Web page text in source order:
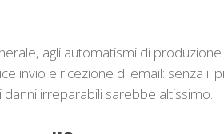
agli automatismi di
invio e ricezione di email: senza il
danni irreparabili sarebbe altissimo.